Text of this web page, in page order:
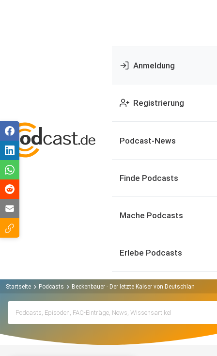
Anmeldung
Registrierung
Podcast-News
Finde Podcasts
Mache Podcasts
Erlebe Podcasts
Startseite Podcasts Beckenbauer - Der letzte Kaiser von Deutschland